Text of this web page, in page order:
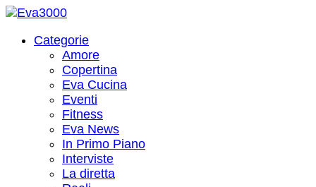
Categorie
Amore
Copertina
Eva Cucina
Eventi
Fitness
Eva News
In Primo Piano
Interviste
La diretta